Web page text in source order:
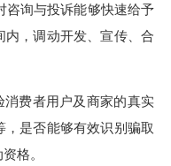
咨询与投诉能够快速给予
内，调动开发、宣传、合
费者用户及商家的真实
是否能够有效识别骗取
格。